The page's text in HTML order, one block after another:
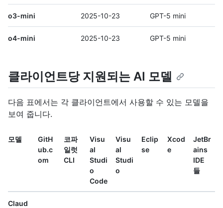
o3-mini 2025-10-23 GPT-5 mini
o4-mini 2025-10-23 GPT-5 mini
클라이언트당 지원되는 AI 모델
다음 표에서는 각 클라이언트에서 사용할 수 있는 모델을
보여 줍니다.
모델
GitH
ub.c
om
코파
일럿
CLI
Visu
al
Studi
o
Code
Visu
al
Studi
o
Eclip
se
Xcod
e
JetBr
ains
IDE
들
Claud